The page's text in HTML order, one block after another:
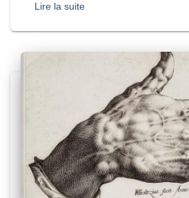
Lire la suite